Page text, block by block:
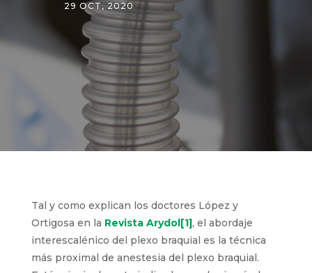
29 OCT, 2020
Tal y como explican los doctores López y
Ortigosa en la Revista Arydol[1], el abordaje
interescalénico del plexo braquial es la técnica
más proximal de anestesia del plexo braquial.